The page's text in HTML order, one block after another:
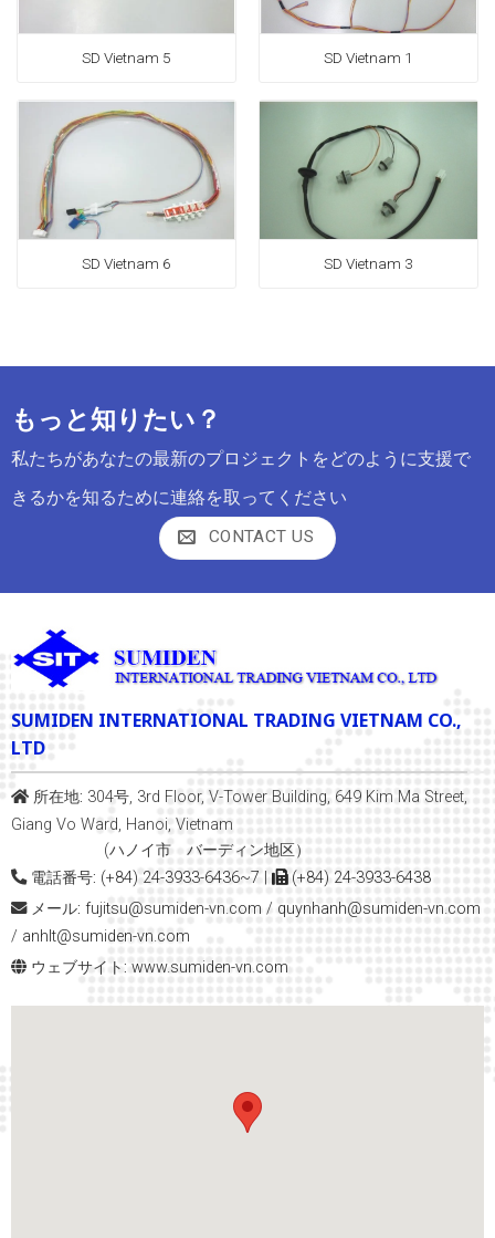
SD Vietnam 5 SD Vietnam 1
SD Vietnam 6 SD Vietnam 3
もっと知りたい？
私たちがあなたの最新のプロジェクトをどのように支援で
きるかを知るために連絡を取ってください
CONTACT US
SUMIDEN INTERNATIONAL TRADING VIETNAM CO.,
LTD
所在地: 304号, 3rd Floor, V-Tower Building, 649 Kim Ma Street,
Giang Vo Ward, Hanoi, Vietnam
(ハノイ市 バーディン地区）
電話番号: (+84) 24-3933-6436~7
(+84) 24-3933-6438
メール: fujitsu@sumiden-vn.com / quynhanh@sumiden-vn.com
/ anhlt@sumiden-vn.com
ウェブサイト: www.sumiden-vn.com